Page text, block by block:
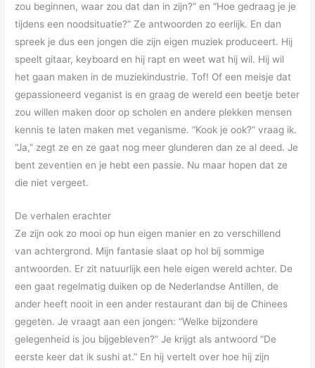
zou beginnen, waar zou dat dan in zijn?” en “Hoe gedraag je je
tijdens een noodsituatie?” Ze antwoorden zo eerlijk. En dan
spreek je dus een jongen die zijn eigen muziek produceert. Hij
speelt gitaar, keyboard en hij rapt en weet wat hij wil. Hij wil
het gaan maken in de muziekindustrie. Tof! Of een meisje dat
gepassioneerd veganist is en graag de wereld een beetje beter
zou willen maken door op scholen en andere plekken mensen
kennis te laten maken met veganisme. “Kook je ook?” vraag ik.
“Ja,” zegt ze en ze gaat nog meer glunderen dan ze al deed. Je
bent zeventien en je hebt een passie. Nu maar hopen dat ze
die niet vergeet.
De verhalen erachter
Ze zijn ook zo mooi op hun eigen manier en zo verschillend
van achtergrond. Mijn fantasie slaat op hol bij sommige
antwoorden. Er zit natuurlijk een hele eigen wereld achter. De
een gaat regelmatig duiken op de Nederlandse Antillen, de
ander heeft nooit in een ander restaurant dan bij de Chinees
gegeten. Je vraagt aan een jongen: “Welke bijzondere
gelegenheid is jou bijgebleven?” Je krijgt als antwoord “De
eerste keer dat ik sushi at.” En hij vertelt over hoe hij zijn